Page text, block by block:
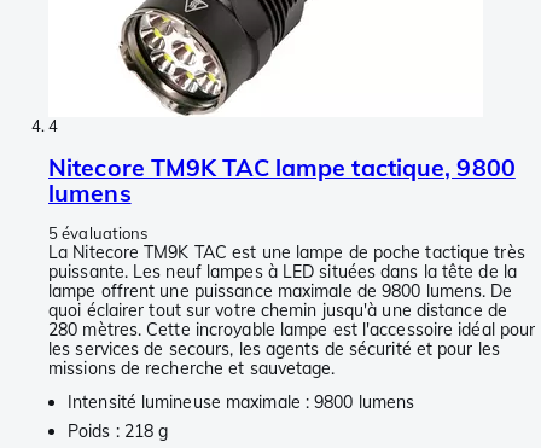
4
Nitecore TM9K TAC lampe tactique, 9800
lumens
5 évaluations
La Nitecore TM9K TAC est une lampe de poche tactique très
puissante. Les neuf lampes à LED situées dans la tête de la
lampe offrent une puissance maximale de 9800 lumens. De
quoi éclairer tout sur votre chemin jusqu'à une distance de
280 mètres. Cette incroyable lampe est l'accessoire idéal pour
les services de secours, les agents de sécurité et pour les
missions de recherche et sauvetage.
Intensité lumineuse maximale : 9800 lumens
Poids : 218 g